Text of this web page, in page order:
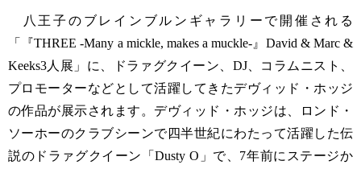
八王子のブレインブルンギャラリーで開催される
「『THREE -Many a mickle, makes a muckle-』David & Marc &
Keeks3人展」に、ドラァグクイーン、DJ、コラムニスト、
プロモーターなどとして活躍してきたデヴィッド・ホッジ
の作品が展示されます。デヴィッド・ホッジは、ロンド・
ソーホーのクラブシーンで四半世紀にわたって活躍した伝
説のドラァグクイーン「Dusty O」で、7年前にステージか